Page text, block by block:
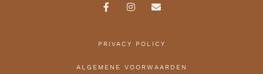
PRIVACY POLICY
ALGEMENE VOORWAARDEN